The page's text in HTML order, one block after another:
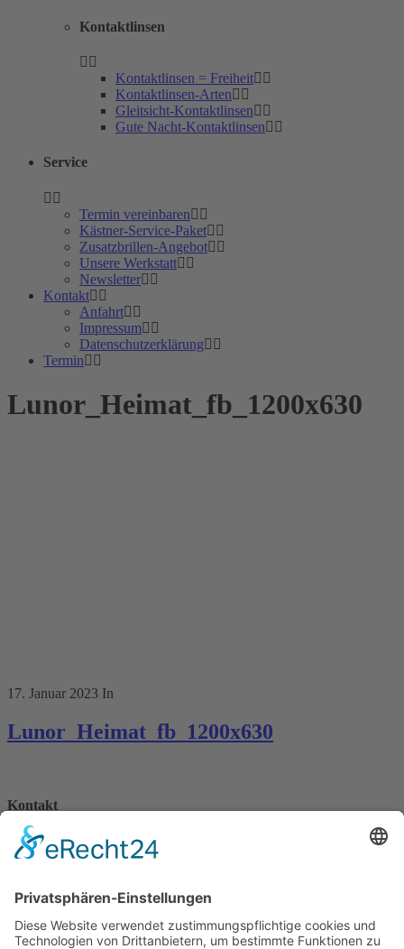
Kontaktlinsen
Kontaktlinsen = Freiheit
Kontaktlinsen-Arten
Gleitsicht-Kontaktlinsen
Gute Nacht-Kontaktlinsen
Service
Termin vereinbaren
Kästner-Service-Paket
Zusatzbrillen-Angebot
Unsere Werkstatt
Newsletter
Kontakt
Anfahrt
Impressum
Datenschutzerklärung
Termin
Lunor_Heimat_fb_1200x630
17. Januar 2023 In
Lunor_Heimat_fb_1200x630
Kontakt
Königsbau / Erdgeschoss
Königstraße 28
T: 0711 29 39 20
kontakt@kaestner-stuttgart.de